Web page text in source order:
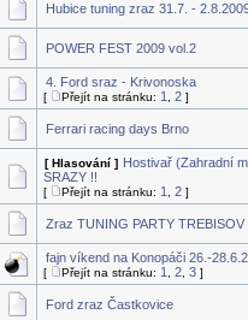
Hubice tuning zraz 31.7. -
POWER FEST 2009 vol.2
4. Ford sraz - Krivonoska
[ Přejít na stránku: 1 2 ]
Ferrari racing days Brno
[ Hlasování ] Hostivař (Zahradní
SRAZY !!
[ Přejít na stránku: 1 2 ]
Zraz TUNING PARTY TREBISOV
fajn víkend na Konopáči 26.-
[ Přejít na stránku: 1 2 3 ]
Ford zraz Častkovice